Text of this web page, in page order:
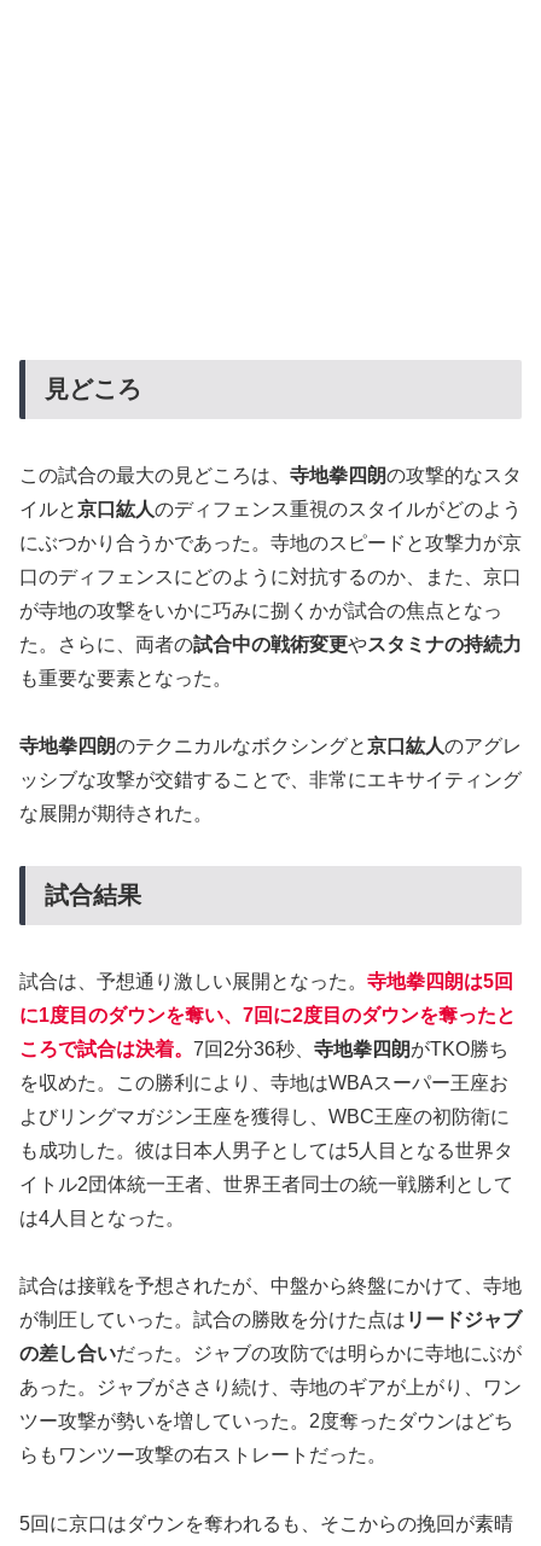
見どころ
この試合の最大の見どころは、 寺地拳四朗の攻撃的なスタ
イルと京口紘人のディフェンス重視のスタイルがどのよう
にぶつかり合うかであった。寺地のスピードと攻撃力が京
口のディフェンスにどのように対抗するのか、また、京口
が寺地の攻撃をいかに巧みに捌くかが試合の焦点となっ
た。さらに、両者の試合中の戦術変更やスタミナの持続力
も重要な要素となった。
寺地拳四朗のテクニカルなボクシングと京口紘人のアグレ
ッシブな攻撃が交錯することで、非常にエキサイティング
な展開が期待された。
試合結果
試合は、予想通り激しい展開となった。 寺地拳四朗は5回
に1度目のダウンを奪い、7回に2度目のダウンを奪ったと
ころで試合は決着。 7回2分36秒、 寺地拳四朗がTKO勝ち
を収めた。この勝利により、寺地はWBAスーパー王座お
よびリングマガジン王座を獲得し、WBC王座の初防衛に
も成功した。彼は日本人男子としては5人目となる世界タ
イトル2団体統一王者、世界王者同士の統一戦勝利として
は4人目となった。
試合は接戦を予想されたが、中盤から終盤にかけて、寺地
が制圧していった。試合の勝敗を分けた点は リードジャブ
の差し合いだった。ジャブの攻防では明らかに寺地にぶが
あった。ジャブがささり続け、寺地のギアが上がり、ワン
ツー攻撃が勢いを増していった。2度奪ったダウンはどち
らもワンツー攻撃の右ストレートだった。
5回に京口はダウンを奪われるも、そこからの挽回が素晴